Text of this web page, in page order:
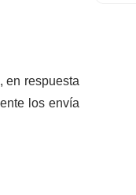
respuesta
los envía